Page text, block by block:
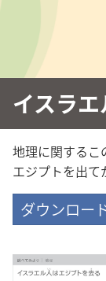
イスラ
地理に関するこ
エジプトを出て
ダウンロー